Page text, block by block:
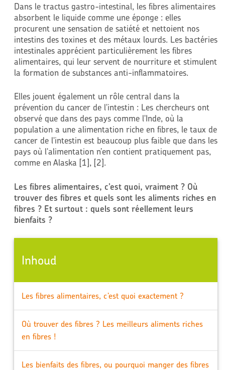
Dans le tractus gastro-intestinal, les fibres alimentaires
absorbent le liquide comme une éponge : elles
procurent une sensation de satiété et nettoient nos
intestins des toxines et des métaux lourds. Les bactéries
intestinales apprécient particulièrement les fibres
alimentaires, qui leur servent de nourriture et stimulent
la formation de substances anti-inflammatoires.
Elles jouent également un rôle central dans la
prévention du cancer de l'intestin : Les chercheurs ont
observé que dans des pays comme l'Inde, où la
population a une alimentation riche en fibres, le taux de
cancer de l'intestin est beaucoup plus faible que dans les
pays où l'alimentation n’en contient pratiquement pas,
comme en Alaska [1], [2].
Les fibres alimentaires, c’est quoi, vraiment ? Où
trouver des fibres et quels sont les aliments riches en
fibres ? Et surtout : quels sont réellement leurs
bienfaits ?
Inhoud
Les fibres alimentaires, c’est quoi exactement ?
Où trouver des fibres ? Les meilleurs aliments riches
en fibres !
Les bienfaits des fibres, ou pourquoi manger des fibres